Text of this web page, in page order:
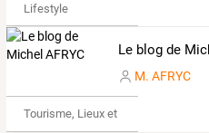
Lifestyle
M. AFRYC
Tourisme, Lieux et Événements